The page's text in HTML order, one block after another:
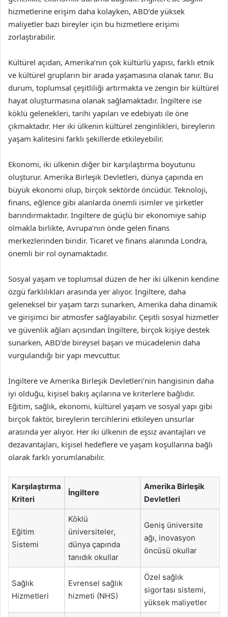
hizmetlerine erişim daha kolayken, ABD’de yüksek
maliyetler bazı bireyler için bu hizmetlere erişimi
zorlaştırabilir.
Kültürel açıdan, Amerika’nın çok kültürlü yapısı, farklı etnik
ve kültürel grupların bir arada yaşamasına olanak tanır. Bu
durum, toplumsal çeşitliliği artırmakta ve zengin bir kültürel
hayat oluşturmasına olanak sağlamaktadır. İngiltere ise
köklü gelenekleri, tarihi yapıları ve edebiyatı ile öne
çıkmaktadır. Her iki ülkenin kültürel zenginlikleri, bireylerin
yaşam kalitesini farklı şekillerde etkileyebilir.
Ekonomi, iki ülkenin diğer bir karşılaştırma boyutunu
oluşturur. Amerika Birleşik Devletleri, dünya çapında en
büyük ekonomi olup, birçok sektörde öncüdür. Teknoloji,
finans, eğlence gibi alanlarda önemli isimler ve şirketler
barındırmaktadır. İngiltere de güçlü bir ekonomiye sahip
olmakla birlikte, Avrupa’nın önde gelen finans
merkezlerinden biridir. Ticaret ve finans alanında Londra,
önemli bir rol oynamaktadır.
Sosyal yaşam ve toplumsal düzen de her iki ülkenin kendine
özgü farklılıkları arasında yer alıyor. İngiltere, daha
geleneksel bir yaşam tarzı sunarken, Amerika daha dinamik
ve girişimci bir atmosfer sağlayabilir. Çeşitli sosyal hizmetler
ve güvenlik ağları açısından İngiltere, birçok kişiye destek
sunarken, ABD’de bireysel başarı ve mücadelenin daha
vurgulandığı bir yapı mevcuttur.
İngiltere ve Amerika Birleşik Devletleri’nin hangisinin daha
iyi olduğu, kişisel bakış açılarına ve kriterlere bağlıdır.
Eğitim, sağlık, ekonomi, kültürel yaşam ve sosyal yapı gibi
birçok faktör, bireylerin tercihlerini etkileyen unsurlar
arasında yer alıyor. Her iki ülkenin de eşsiz avantajları ve
dezavantajları, kişisel hedeflere ve yaşam koşullarına bağlı
olarak farklı yorumlanabilir.
Karşılaştırma
Kriteri
İngiltere
Amerika Birleşik
Devletleri
Eğitim
Sistemi
Köklü
üniversiteler,
dünya çapında
tanıdık okullar
Geniş üniversite
ağı, inovasyon
öncüsü okullar
Sağlık
Hizmetleri
Evrensel sağlık
hizmeti (NHS)
Özel sağlık
sigortası sistemi,
yüksek maliyetler